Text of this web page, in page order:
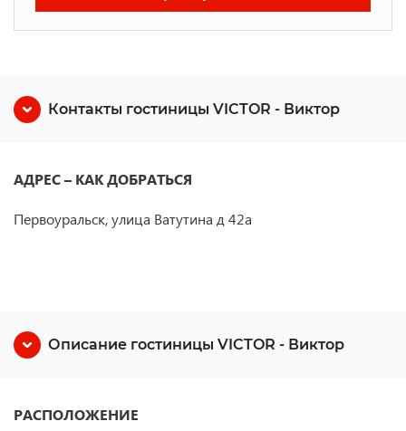
Контакты гостиницы VICTOR - Виктор
АДРЕС – КАК ДОБРАТЬСЯ
Первоуральск, улица Ватутина д 42а
Описание гостиницы VICTOR - Виктор
РАСПОЛОЖЕНИЕ